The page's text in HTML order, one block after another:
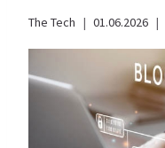
The Tech 01.06.2026